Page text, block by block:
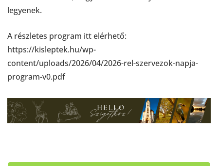
legyenek.
A részletes program itt elérhető:
https://kisleptek.hu/wp-
content/uploads/2026/04/2026-rel-szervezok-napja-
program-v0.pdf